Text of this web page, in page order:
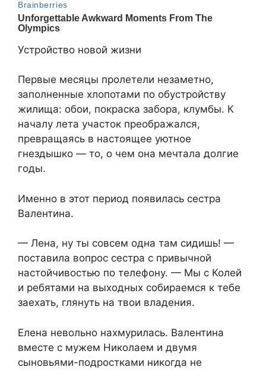
Устройство новой жизни
Первые месяцы пролетели незаметно,
заполненные хлопотами по обустройству
жилища: обои, покраска забора, клумбы. К
началу лета участок преображался,
превращаясь в настоящее уютное
гнездышко — то, о чем она мечтала долгие
годы.
Именно в этот период появилась сестра
Валентина.
— Лена, ну ты совсем одна там сидишь! —
поставила вопрос сестра с привычной
настойчивостью по телефону. — Мы с Колей
и ребятами на выходных собираемся к тебе
заехать, глянуть на твои владения.
Елена невольно нахмурилась. Валентина
вместе с мужем Николаем и двумя
сыновьями-подростками никогда не